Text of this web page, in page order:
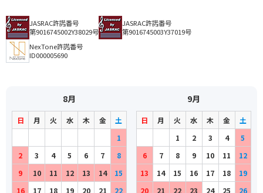
JASRAC許諾番号
第9016745002Y38029号
JASRAC許諾番号
第9016745003Y37019号
NexTone許諾番号
ID000005690
8月
日 月 火 水 木 金
土
1
2
3 4 5 6 7
8
9
10 11 12 13 14
15
16
17 18 19 20 21 22
9月
日 月 火 水 木 金
土
1
2 3 4
5
6
7 8 9 10 11
12
13
14 15 16 17 18
19
20
21 22 23 24 25 26